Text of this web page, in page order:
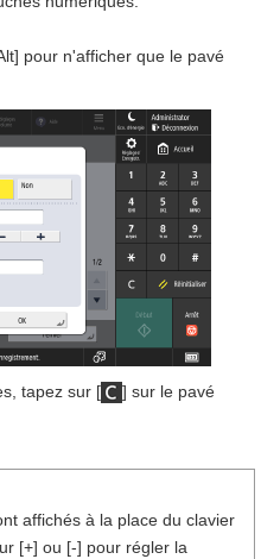
pour n'afficher que le pavé
tapez sur [
] sur le pavé
affichés à la place du clavier
[+] ou [-] pour régler la